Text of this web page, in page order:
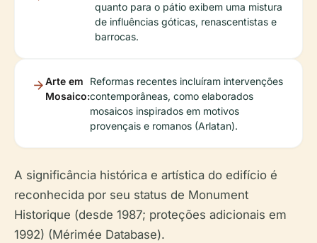
quanto para o pátio exibem uma mistura
de influências góticas, renascentistas e
barrocas.
Arte em
Mosaico:
Reformas recentes incluíram intervenções
contemporâneas, como elaborados
mosaicos inspirados em motivos
provençais e romanos (Arlatan).
A significância histórica e artística do edifício é
reconhecida por seu status de Monument
Historique (desde 1987; proteções adicionais em
1992) (Mérimée Database).